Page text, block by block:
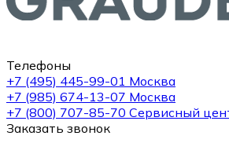
Телефоны
+7 (495) 445-99-01 Москва
+7 (985) 674-13-07 Москва
+7 (800) 707-85-70 Сервисный
Заказать звонок